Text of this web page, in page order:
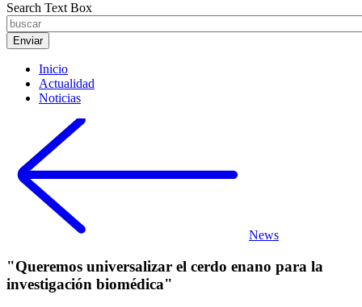
Search Text Box
Inicio
Actualidad
Noticias
News
"Queremos universalizar el cerdo enano para la
investigación biomédica"